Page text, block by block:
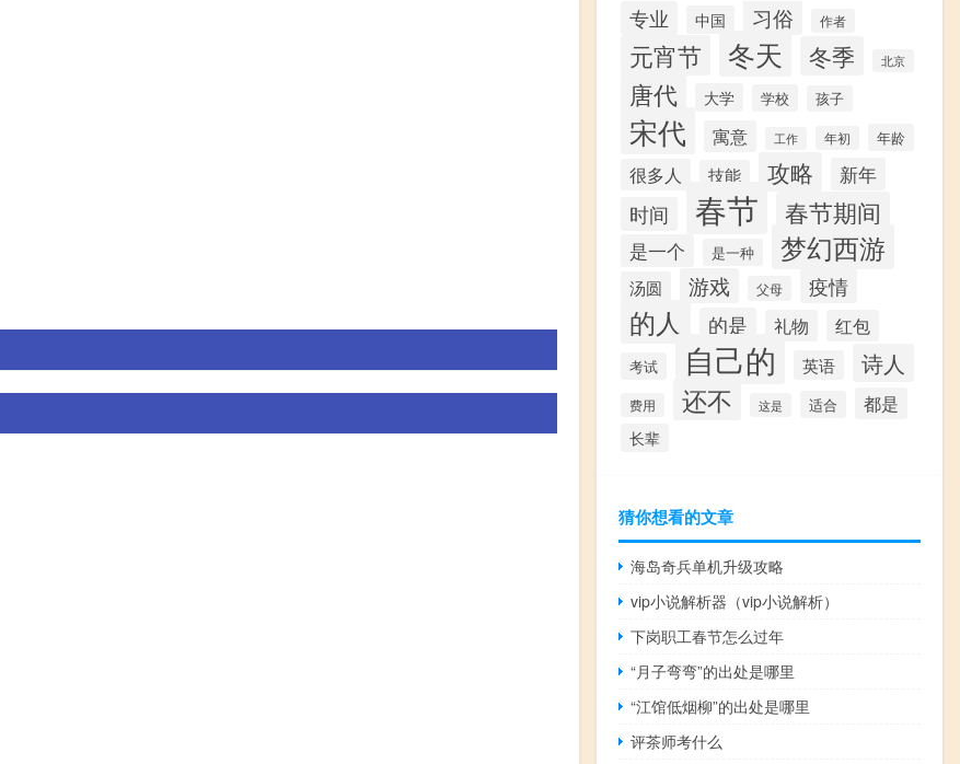
专业 中国 习俗 作者
元宵节 冬天 冬季 北京
唐代 大学 学校 孩子
宋代 寓意 工作 年初 年龄
很多人 技能 攻略 新年
时间 春节 春节期间
是一个 是一种 梦幻西游
汤圆 游戏 父母 疫情
的人 的是 礼物 红包
考试 自己的 英语 诗人
费用 还不 这是 适合 都是
长辈
猜你想看的文章
海岛奇兵单机升级攻略
vip小说解析器（vip小说解析）
下岗职工春节怎么过年
“月子弯弯”的出处是哪里
“江馆低烟柳”的出处是哪里
评茶师考什么